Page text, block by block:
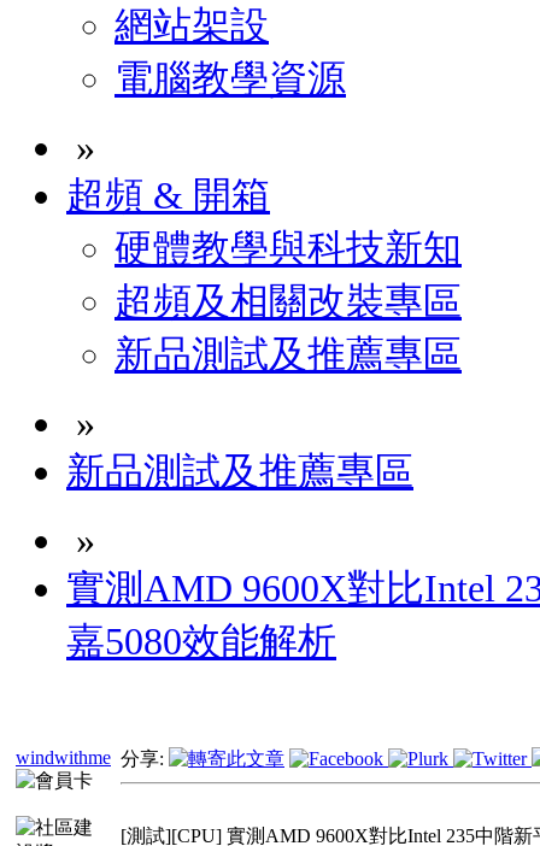
網站架設
電腦教學資源
»
超頻 & 開箱
硬體教學與科技新知
超頻及相關改裝專區
新品測試及推薦專區
»
新品測試及推薦專區
»
實測AMD 9600X對比Intel
嘉5080效能解析
windwithme 分享:
[測試][CPU] 實測AMD 9600X對比Intel 235中階